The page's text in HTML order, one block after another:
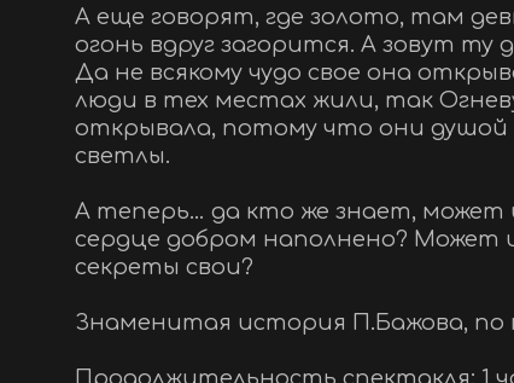
А еще говорят, где золото, там
огонь вдруг загорится. А зовут ту
Да не всякому чудо свое она
люди в тех местах жили, так
открывала, потому что они
светлы.
А теперь… да кто же знает, может
сердце добром наполнено? Может
секреты свои?
Знаменитая история П.Бажова, по
Продолжительность спектакля: 1